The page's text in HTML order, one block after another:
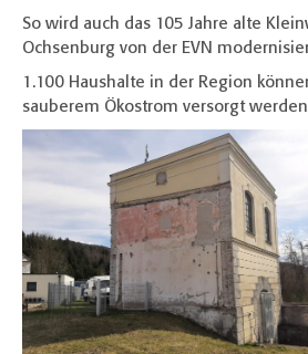
So wird auch das 105 Jahre alte
Ochsenburg von der EVN
1.100 Haushalte in der Region
sauberem Ökostrom versorgt